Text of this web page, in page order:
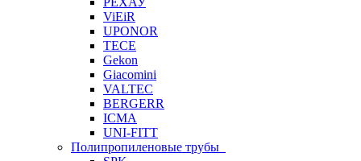
ViEiR
UPONOR
TECE
Gekon
Giacomini
VALTEC
BERGERR
ICMA
UNI-FITT
Полипропиленовые трубы